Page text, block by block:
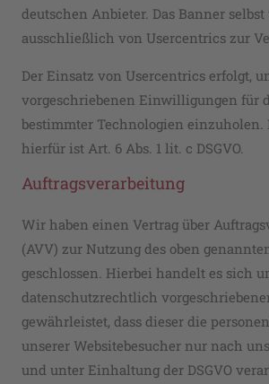
deutschen Anbieter. Das Banner
ausschließlich von Usercentrics zur
Der Einsatz von Usercentrics erfolgt,
vorgeschriebenen Einwilligungen für
bestimmter Technologien einzuholen.
hierfür ist Art. 6 Abs. 1 lit. c DSGVO.
Auftragsverarbeitung
Wir haben einen Vertrag über
(AVV) zur Nutzung des oben
geschlossen. Hierbei handelt es sich
datenschutzrechtlich
gewährleistet, dass dieser die
unserer Websitebesucher nur nach
und unter Einhaltung der DSGVO